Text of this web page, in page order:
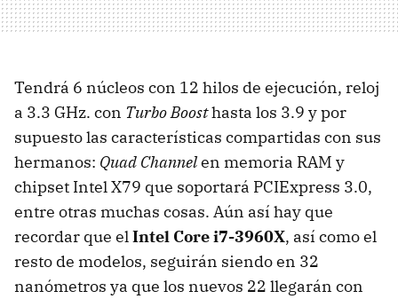
Tendrá 6 núcleos con 12 hilos de ejecución, reloj
a 3.3 GHz. con Turbo Boosthasta los 3.9 y por
supuesto las características compartidas con sus
hermanos: Quad Channelen memoria RAM y
chipset Intel X79 que soportará PCIExpress 3.0,
entre otras muchas cosas. Aún así hay que
recordar que elIntel Core i7-3960X, así como el
resto de modelos, seguirán siendo en 32
nanómetros ya que los nuevos 22 llegarán con